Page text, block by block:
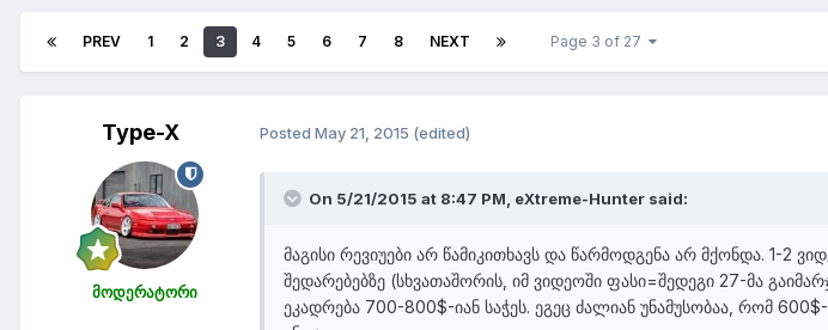
PREV 1 2 3 4 5 6 7 8 NEXT Page 3 of 27
Type-X
მოდერატორი
Posted May 21, 2015 (edited)
On 5/21/2015 at 8:47 PM, eXtreme-Hunter said:
​მაგისი რევიუები არ წამიკითხავს და წარმოდგენა არ მქონდა. 1-2
შედარებებზე (სხვათაშორის, იმ ვიდეოში ფასი=შედეგი 27-მა
ეკადრება 700-800$-იან საჭეს. ეგეც ძალიან უნამუსობაა, რომ